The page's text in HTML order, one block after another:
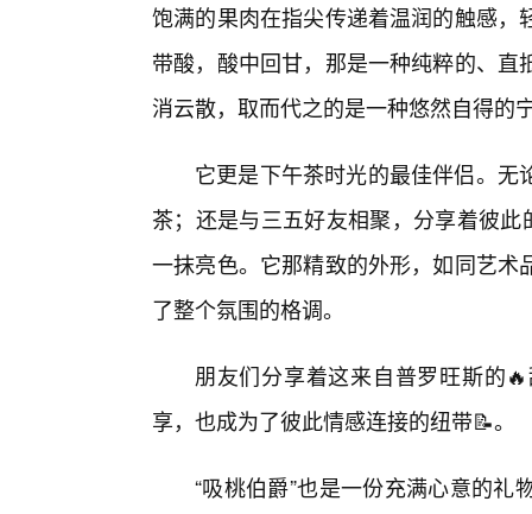
饱满的果肉在指尖传递着温润的触感
带酸，酸中回甘，那是一种纯粹的、
消云散，取而代之的是一种悠然自得的
它更是下午茶时光的最佳伴侣。
茶；还是与三五好友相聚，分享着彼
一抹亮色。它那精致的外形，如同艺
了整个氛围的格调。
朋友们分享着这来自普罗旺斯的
享，也成为了彼此情感连接的纽带📝。
“吸桃伯爵”也是一份充满心意的